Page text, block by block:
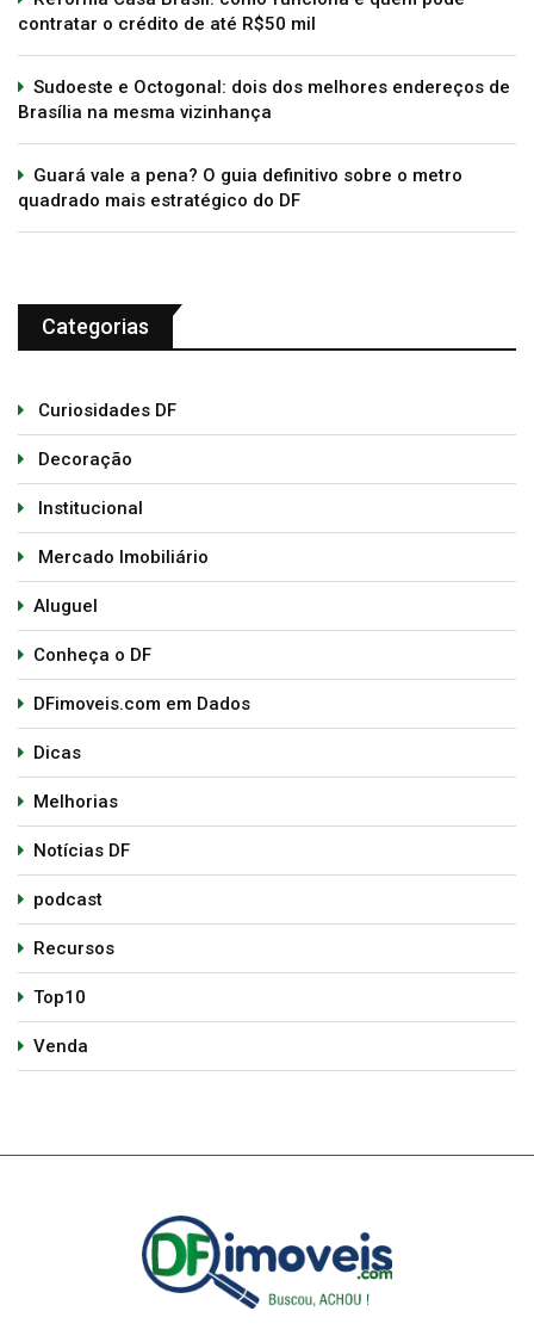
contratar o crédito de até R$50 mil
Sudoeste e Octogonal: dois dos melhores endereços de
Brasília na mesma vizinhança
Guará vale a pena? O guia definitivo sobre o metro
quadrado mais estratégico do DF
Categorias
Curiosidades DF
Decoração
Institucional
Mercado Imobiliário
Aluguel
Conheça o DF
DFimoveis.com em Dados
Dicas
Melhorias
Notícias DF
podcast
Recursos
Top10
Venda